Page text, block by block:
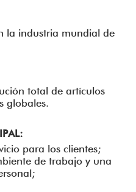
la industria mundial de
total de artículos
globales.
para los clientes;
de trabajo y una